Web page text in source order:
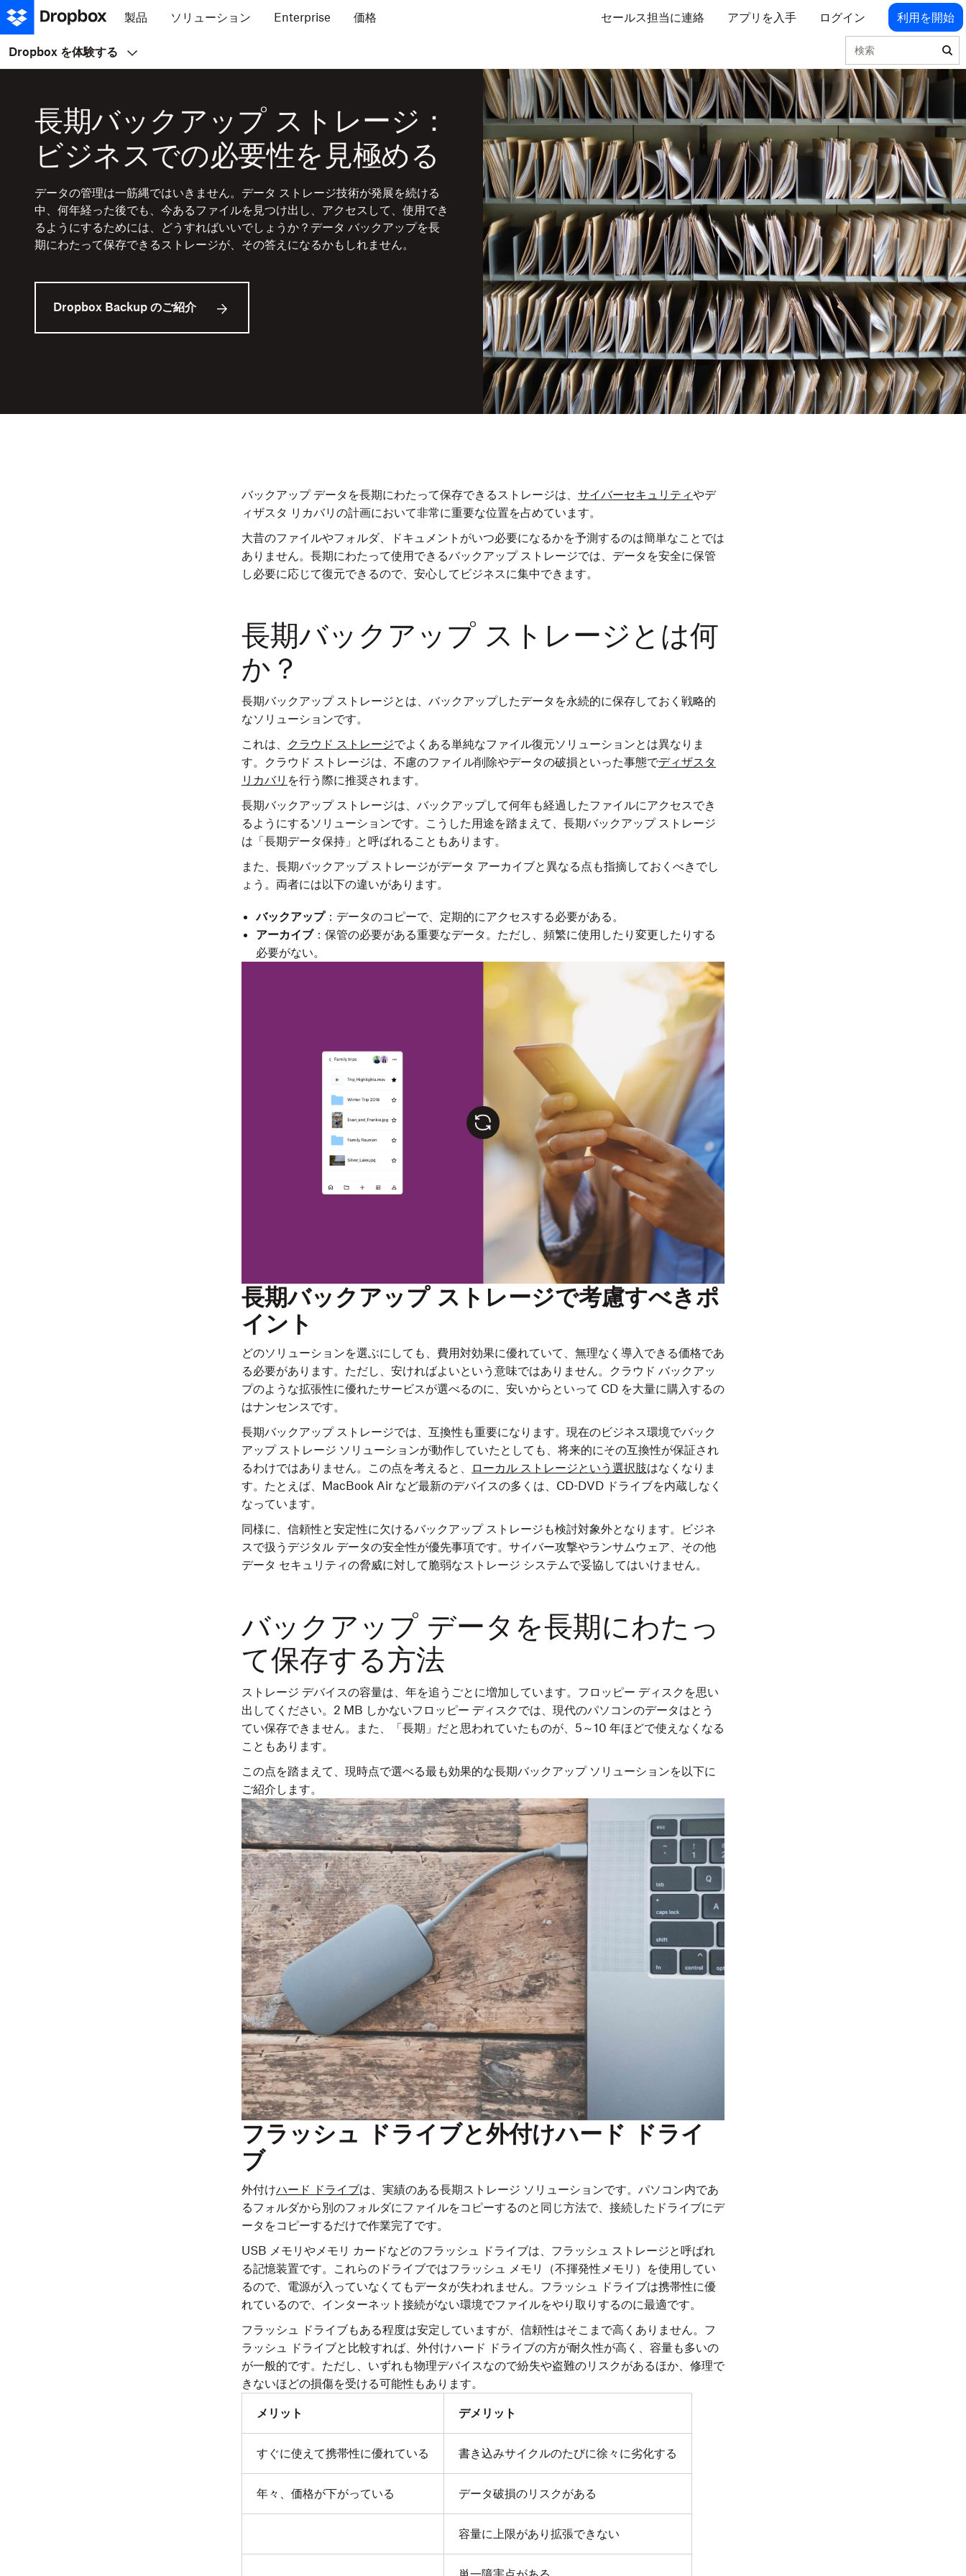
製品 ソリューション Enterprise 価格 セールス担当に連絡 アプリを入手 ログイン 利用を開始
Dropbox を体験する 検索
長期バックアップ ストレージ：
ビジネスでの必要性を見極める
データの管理は一筋縄ではいきません。データ ストレージ技術が発展を続ける
中、何年経った後でも、今あるファイルを見つけ出し、アクセスして、使用でき
るようにするためには、どうすればいいでしょうか？データ バックアップを長
期にわたって保存できるストレージが、その答えになるかもしれません。
Dropbox Backup のご紹介
バックアップ データを長期にわたって保存できるストレージは、 サイバーセキュリティやデ
ィザスタ リカバリの計画において非常に重要な位置を占めています。
大昔のファイルやフォルダ、ドキュメントがいつ必要になるかを予測するのは簡単なことでは
ありません。長期にわたって使用できるバックアップ ストレージでは、データを安全に保管
し必要に応じて復元できるので、安心してビジネスに集中できます。
長期バックアップ ストレージとは何
か？
長期バックアップ ストレージとは、バックアップしたデータを永続的に保存しておく戦略的
なソリューションです。
これは、 クラウド ストレージでよくある単純なファイル復元ソリューションとは異なりま
す。クラウド ストレージは、不慮のファイル削除やデータの破損といった事態でディザスタ
リカバリ を行う際に推奨されます。
長期バックアップ ストレージは、バックアップして何年も経過したファイルにアクセスでき
るようにするソリューションです。こうした用途を踏まえて、長期バックアップ ストレージ
は「長期データ保持」と呼ばれることもあります。
また、長期バックアップ ストレージがデータ アーカイブと異なる点も指摘しておくべきでし
ょう。両者には以下の違いがあります。
バックアップ：データのコピーで、定期的にアクセスする必要がある。
アーカイブ：保管の必要がある重要なデータ。ただし、頻繁に使用したり変更したりする
必要がない。
長期バックアップ ストレージで考慮すべきポ
イント
どのソリューションを選ぶにしても、費用対効果に優れていて、無理なく導入できる価格であ
る必要があります。ただし、安ければよいという意味ではありません。クラウド バックアッ
プのような拡張性に優れたサービスが選べるのに、安いからといって CD を大量に購入するの
はナンセンスです。
長期バックアップ ストレージでは、互換性も重要になります。現在のビジネス環境でバック
アップ ストレージ ソリューションが動作していたとしても、将来的にその互換性が保証され
るわけではありません。この点を考えると、
ローカル ストレージという選択肢はなくなりま
す。たとえば、MacBook Air など最新のデバイスの多くは、CD-DVD ドライブを内蔵しなく
なっています。
同様に、信頼性と安定性に欠けるバックアップ ストレージも検討対象外となります。ビジネ
スで扱うデジタル データの安全性が優先事項です。サイバー攻撃やランサムウェア、その他
データ セキュリティの脅威に対して脆弱なストレージ システムで妥協してはいけません。
バックアップ データを長期にわたっ
て保存する方法
ストレージ デバイスの容量は、年を追うごとに増加しています。フロッピー ディスクを思い
出してください。2 MB しかないフロッピー ディスクでは、現代のパソコンのデータはとう
てい保存できません。また、「長期」だと思われていたものが、5～10 年ほどで使えなくなる
こともあります。
この点を踏まえて、現時点で選べる最も効果的な長期バックアップ ソリューションを以下に
ご紹介します。
フラッシュ ドライブと外付けハード ドライ
ブ
外付けハード ドライブは、実績のある長期ストレージ ソリューションです。パソコン内であ
るフォルダから別のフォルダにファイルをコピーするのと同じ方法で、接続したドライブにデ
ータをコピーするだけで作業完了です。
USB メモリやメモリ カードなどのフラッシュ ドライブは、フラッシュ ストレージと呼ばれ
る記憶装置です。これらのドライブではフラッシュ メモリ（不揮発性メモリ）を使用してい
るので、電源が入っていなくてもデータが失われません。フラッシュ ドライブは携帯性に優
れているので、インターネット接続がない環境でファイルをやり取りするのに最適です。
フラッシュ ドライブもある程度は安定していますが、信頼性はそこまで高くありません。フ
ラッシュ ドライブと比較すれば、外付けハード ドライブの方が耐久性が高く、容量も多いの
が一般的です。ただし、いずれも物理デバイスなので紛失や盗難のリスクがあるほか、修理で
きないほどの損傷を受ける可能性もあります。
メリット デメリット
すぐに使えて携帯性に優れている 書き込みサイクルのたびに徐々に劣化する
年々、価格が下がっている データ破損のリスクがある
容量に上限があり拡張できない